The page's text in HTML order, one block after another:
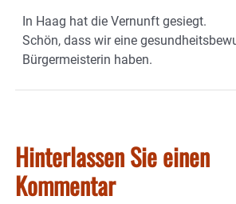
In Haag hat die Vernunft gesiegt.
Schön, dass wir eine
Bürgermeisterin haben.
Hinterlassen Sie einen
Kommentar